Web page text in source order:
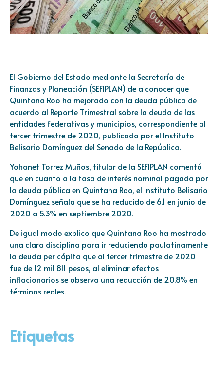
El Gobierno del Estado mediante la Secretaría de
Finanzas y Planeación (SEFIPLAN) de a conocer que
Quintana Roo ha mejorado con la deuda pública de
acuerdo al Reporte Trimestral sobre la deuda de las
entidades federativas y municipios, correspondiente al
tercer trimestre de 2020, publicado por el Instituto
Belisario Domínguez del Senado de la República.
Yohanet Torrez Muños, titular de la SEFIPLAN comentó
que en cuanto a la tasa de interés nominal pagada por
la deuda pública en Quintana Roo, el Instituto Belisario
Domínguez señala que se ha reducido de 6.1 en junio de
2020 a 5.3% en septiembre 2020.
De igual modo explico que Quintana Roo ha mostrado
una clara disciplina para ir reduciendo paulatinamente
la deuda per cápita que al tercer trimestre de 2020
fue de 12 mil 811 pesos, al eliminar efectos
inflacionarios se observa una reducción de 20.8% en
términos reales.
Etiquetas